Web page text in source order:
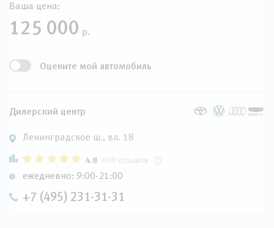
Ваша цена:
125 000 р.
Оцените мой автомобиль
Дилерский центр
Ленинградское ш., вл. 18
4.8 600 отзывов
ежедневно: 9:00-21:00
+7 (495) 231-31-31